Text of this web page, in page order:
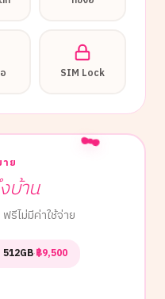
SIM Lock
ย
บ้าน
รีไม่มีค่าใช้จ่าย
512GB·฿9,500